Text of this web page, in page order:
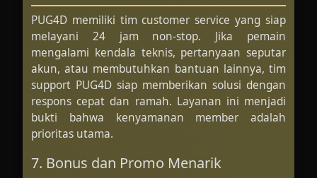
PUG4D memiliki tim customer service yang siap
melayani 24 jam non-stop. Jika pemain
mengalami kendala teknis, pertanyaan seputar
akun, atau membutuhkan bantuan lainnya, tim
support PUG4D siap memberikan solusi dengan
respons cepat dan ramah. Layanan ini menjadi
bukti bahwa kenyamanan member adalah
prioritas utama.
7. Bonus dan Promo Menarik